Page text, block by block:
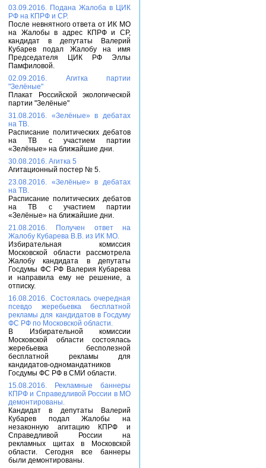
03.09.2016. Подана Жалоба в ЦИК
РФ на КПРФ и СР.
После невнятного ответа от ИК МО
на Жалобы в адрес КПРФ и СР,
кандидат в депутаты Валерий
Кубарев подал Жалобу на имя
Председателя ЦИК РФ Эллы
Памфиловой.
02.09.2016. Агитка партии
"Зелёные"
Плакат Российской экологической
партии "Зелёные"
31.08.2016. «Зелёные» в дебатах
на ТВ.
Расписание политических дебатов
на ТВ с участием партии
«Зелёные» на ближайшие дни.
30.08.2016. Агитка 5
Агитационный постер № 5.
23.08.2016. «Зелёные» в дебатах
на ТВ.
Расписание политических дебатов
на ТВ с участием партии
«Зелёные» на ближайшие дни.
21.08.2016. Получен ответ на
Жалобу Кубарева В.В. из ИК МО.
Избирательная комиссия
Московской области рассмотрела
Жалобу кандидата в депутаты
Госдумы ФС РФ Валерия Кубарева
и направила ему не решение, а
отписку.
16.08.2016. Состоялась очередная
псевдо жеребьевка бесплатной
рекламы для кандидатов в Госдуму
ФС РФ по Московской области.
В Избирательной комиссии
Московской области состоялась
жеребьевка бесполезной
бесплатной рекламы для
кандидатов-одномандатников
Госдумы ФС РФ в СМИ области.
15.08.2016. Рекламные баннеры
КПРФ и Справедливой России в МО
демонтированы.
Кандидат в депутаты Валерий
Кубарев подал Жалобы на
незаконную агитацию КПРФ и
Справедливой России на
рекламных щитах в Московской
области. Сегодня все баннеры
были демонтированы.